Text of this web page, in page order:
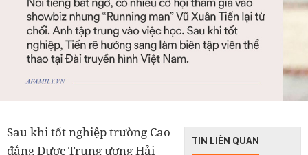
TIN LIÊN QUAN
Sau khi tốt nghiệp trường Cao
đẳng Dược Trung ương Hải